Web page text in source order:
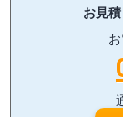
お見